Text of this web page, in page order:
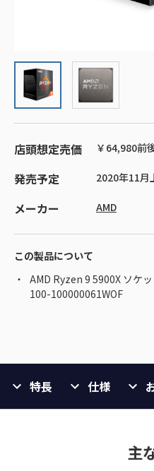
店頭想定売価 ￥64,980前
発売予定 2020年11月
メーカー AMD
この製品について
AMD Ryzen 9 5900X ソケ
100-100000061WOF
特長 仕様
主